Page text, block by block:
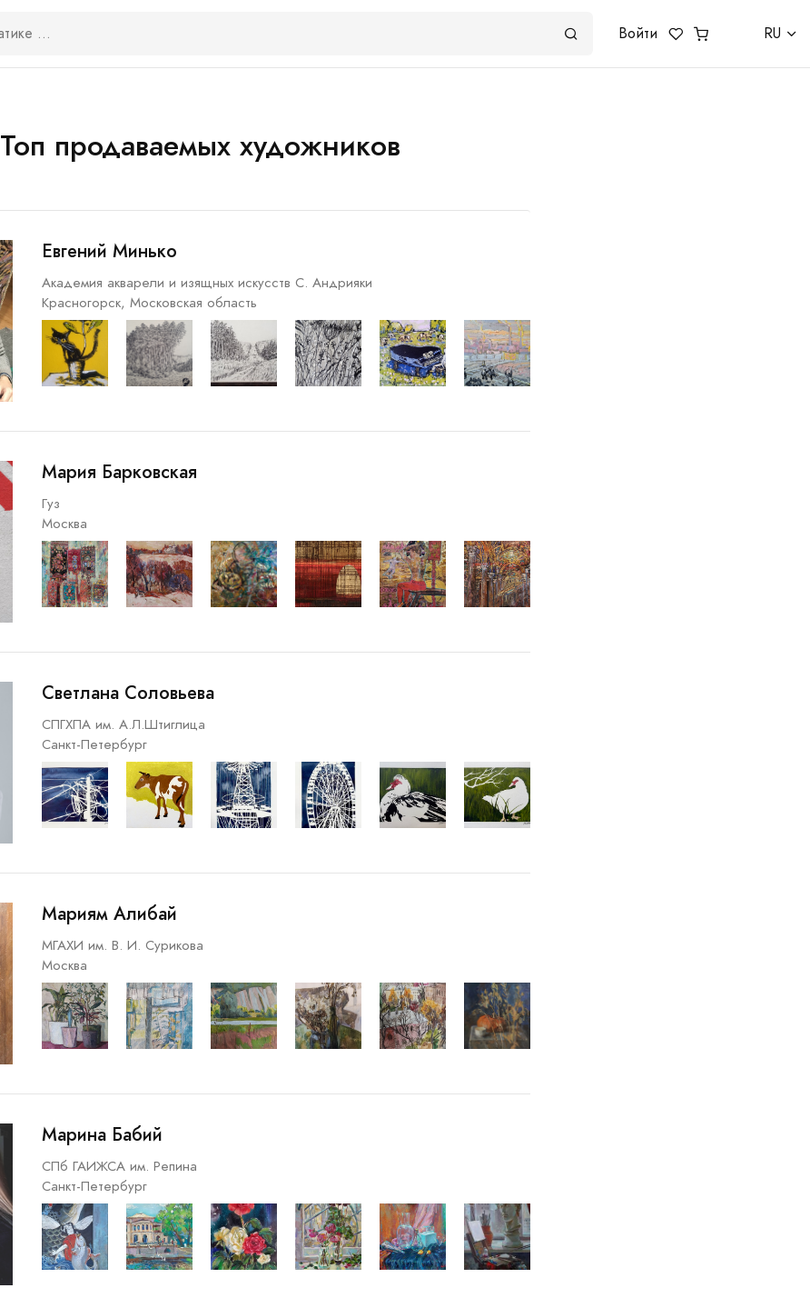
Войти RU
Топ продаваемых художников
Евгений Минько
Академия акварели и изящных искусств С. Андрияки
Красногорск, Московская область
Мария Барковская
Гуз
Москва
Светлана Соловьева
СПГХПА им. А.Л.Штиглица
Санкт-Петербург
Мариям Алибай
МГАХИ им. В. И. Сурикова
Москва
Марина Бабий
СПб ГАИЖСА им. Репина
Санкт-Петербург